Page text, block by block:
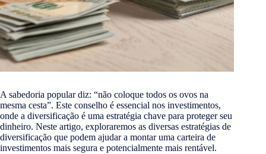
A sabedoria popular diz: “não coloque todos os ovos na
mesma cesta”. Este conselho é essencial nos investimentos,
onde a diversificação é uma estratégia chave para proteger seu
dinheiro. Neste artigo, exploraremos as diversas estratégias de
diversificação que podem ajudar a montar uma carteira de
investimentos mais segura e potencialmente mais rentável.